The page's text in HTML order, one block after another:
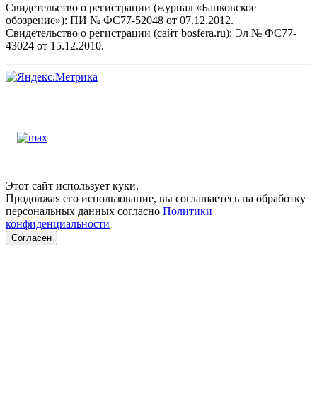
Свидетельство о регистрации (журнал «Банковское
обозрение»): ПИ № ФС77-52048 от 07.12.2012.
Свидетельство о регистрации (сайт bosfera.ru): Эл № ФС77-
43024 от 15.12.2010.
Этот сайт использует куки.
Продолжая его использование, вы соглашаетесь на обработку
персональных данных согласно Политики
конфиденциальности
Согласен